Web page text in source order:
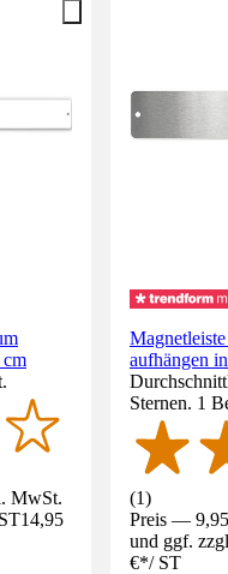
MwSt.
14,95
aufhängen
Sternen. 1
(1)
Preis —
und ggf.
€*/ ST